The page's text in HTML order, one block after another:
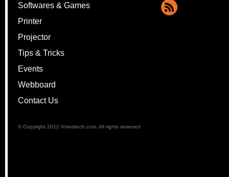
Softwares & Games
Printer
Projector
Tips & Tricks
Events
Webboard
Contact Us
© Copyright 2012 Vmodtech.com. All rights reserved